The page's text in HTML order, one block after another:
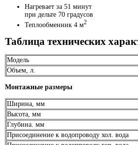
Нагревает за 51 минут
при дельте 70 градусов
Теплообменник 4 м2
Таблица технических
Модель
Объем, л.
Монтажные размеры
Ширина, мм
Высота, мм
Глубина. мм
Присоединение к водопроводу хол. вода